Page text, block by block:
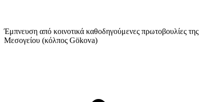
Έμπνευση από κοινοτικά καθοδηγούμενες πρωτοβουλίες της
Μεσογείου (κόλπος Gökova)